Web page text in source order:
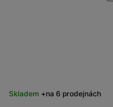
Skladem na 6 prodejnách